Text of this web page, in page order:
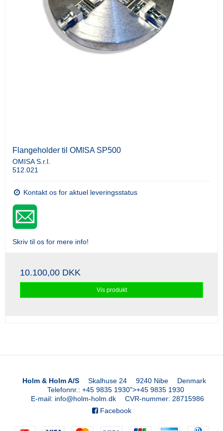
Flangeholder til OMISA SP500
OMISA S.r.l.
512.021
Kontakt os for aktuel leveringsstatus
Skriv til os for mere info!
10.100,00 DKK
Vis produkt
Holm & Holm A/S Skalhuse 24 9240 Nibe
Denmark
Telefonnr. : +45 9835 1930">+45 9835 1930
E-mail: info@holm-holm.dk CVR-nummer: 28715986
Facebook